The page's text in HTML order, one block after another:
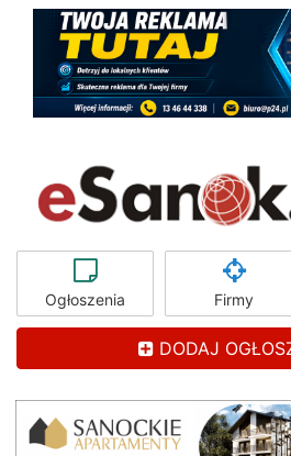
Ogłoszenia Firmy
DODAJ